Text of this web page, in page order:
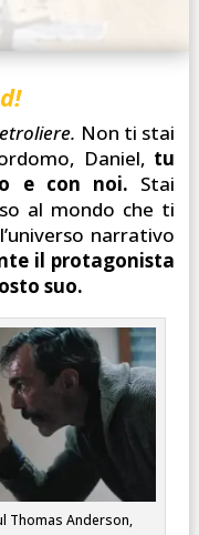
!
Non ti stai
Daniel, tu
e con noi. Stai
al mondo che ti
narrativo
il protagonista
suo.
Thomas Anderson,